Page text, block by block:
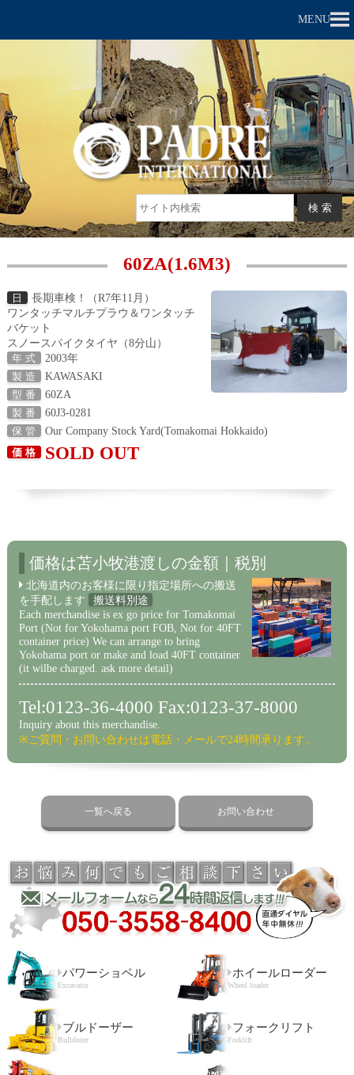
MENU
パワーショベル
Excavator
ホイールローダー
Wheel loader
ブルドーザー
Bulldozer
フォークリフト
Forklift
60ZA(1.6M3)
日
長期車検！（R7年11月）
ワンタッチマルチプラウ＆ワンタッチ
バケット
スノースパイクタイヤ（8分山）
年 式 2003年
製 造 KAWASAKI
型 番 60ZA
製 番 60J3-0281
保 管 Our Company Stock Yard(Tomakomai Hokkaido)
価 格 SOLD OUT
価格は苫小牧港渡しの金額｜税別
北海道内のお客様に限り指定場所への搬送
を手配します
搬送料別途
Each merchandise is ex go price for Tomakomai
Port (Not for Yokohama port FOB, Not for 40FT
container price) We can arrange to bring
Yokohama port or make and load 40FT container
(it wilbe charged. ask more detail)
Tel:0123-36-4000 Fax:0123-37-8000
Inquiry about this merchandise.
※ご質問・お問い合わせは電話・メールで24時間承ります。
一覧へ戻る お問い合わせ